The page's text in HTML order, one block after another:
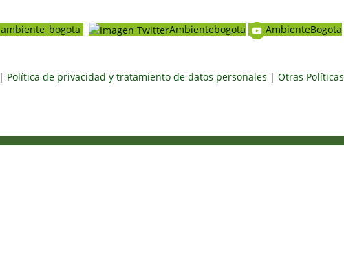
ambiente_bogota Ambientebogota AmbienteBogota
| Política de privacidad y tratamiento de datos personales | Otras Políticas